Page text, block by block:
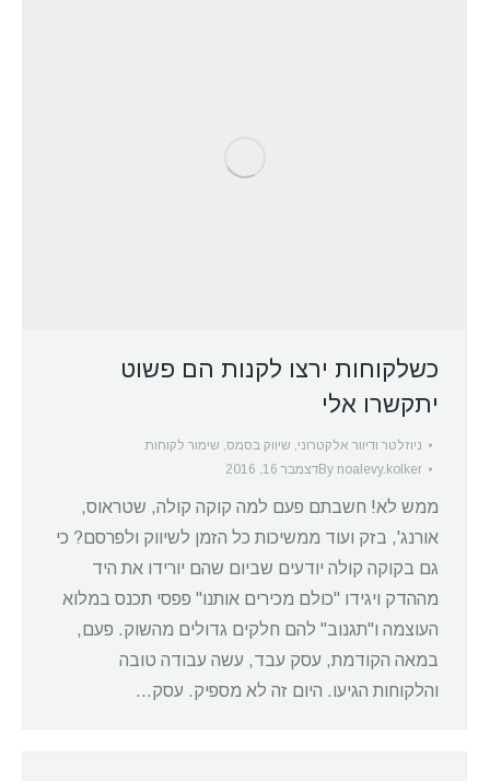
כשלקוחות ירצו לקנות הם פשוט
יתקשרו אלי
ניוזלטר ודיוור אלקטרוני שיווק בסמס שימור לקוחות
By noalevy.kolker דצמבר 16, 2016
ממש לא! חשבתם פעם למה קוקה קולה, שטראוס,
אורנג', בזק ועוד ממשיכות כל הזמן לשיווק ולפרסם? כי
גם בקוקה קולה יודעים שביום שהם יורידו את היד
מההדק ויגידו "כולם מכירים אותנו" פפסי תכנס במלוא
העוצמה ו"תגנוב" להם חלקים גדולים מהשוק. פעם,
במאה הקודמת, עסק עבד, עשה עבודה טובה
והלקוחות הגיעו. היום זה לא מספיק. עסק…